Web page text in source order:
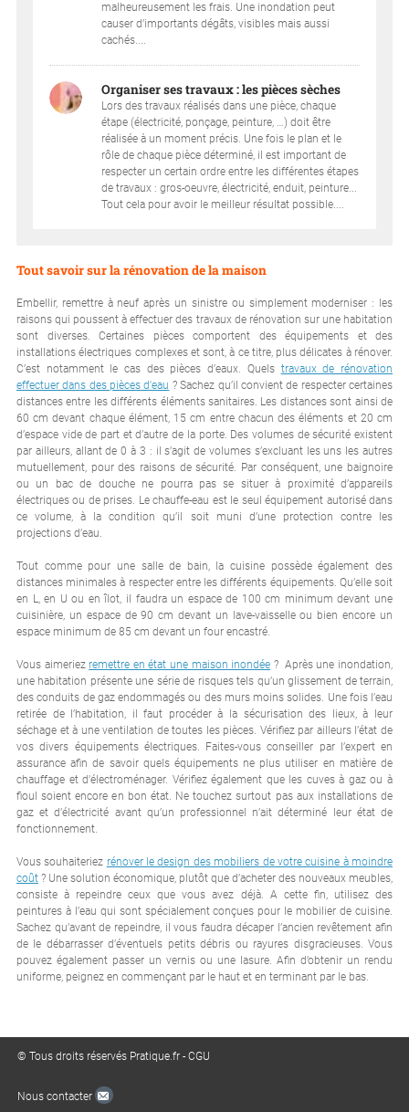
malheureusement les frais. Une inondation peut
causer d’importants dégâts, visibles mais aussi
cachés....
Organiser ses travaux : les pièces sèches
Lors des travaux réalisés dans une pièce, chaque
étape (électricité, ponçage, peinture, …) doit être
réalisée à un moment précis. Une fois le plan et le
rôle de chaque pièce déterminé, il est important de
respecter un certain ordre entre les différentes étapes
de travaux : gros-oeuvre, électricité, enduit, peinture...
Tout cela pour avoir le meilleur résultat possible....
Tout savoir sur la rénovation de la maison
Embellir, remettre à neuf après un sinistre ou simplement moderniser : les
raisons qui poussent à effectuer des travaux de rénovation sur une habitation
sont diverses. Certaines pièces comportent des équipements et des
installations électriques complexes et sont, à ce titre, plus délicates à rénover.
C’est notamment le cas des pièces d’eaux. Quels travaux de rénovation
effectuer dans des pièces d'eau ? Sachez qu’il convient de respecter certaines
distances entre les différents éléments sanitaires. Les distances sont ainsi de
60 cm devant chaque élément, 15 cm entre chacun des éléments et 20 cm
d’espace vide de part et d’autre de la porte. Des volumes de sécurité existent
par ailleurs, allant de 0 à 3 : il s’agit de volumes s’excluant les uns les autres
mutuellement, pour des raisons de sécurité. Par conséquent, une baignoire
ou un bac de douche ne pourra pas se situer à proximité d’appareils
électriques ou de prises. Le chauffe-eau est le seul équipement autorisé dans
ce volume, à la condition qu’il soit muni d’une protection contre les
projections d’eau.
Tout comme pour une salle de bain, la cuisine possède également des
distances minimales à respecter entre les différents équipements. Qu’elle soit
en L, en U ou en îlot, il faudra un espace de 100 cm minimum devant une
cuisinière, un espace de 90 cm devant un lave-vaisselle ou bien encore un
espace minimum de 85 cm devant un four encastré.
Vous aimeriez remettre en état une maison inondée ? Après une inondation,
une habitation présente une série de risques tels qu’un glissement de terrain,
des conduits de gaz endommagés ou des murs moins solides. Une fois l’eau
retirée de l’habitation, il faut procéder à la sécurisation des lieux, à leur
séchage et à une ventilation de toutes les pièces. Vérifiez par ailleurs l’état de
vos divers équipements électriques. Faites-vous conseiller par l’expert en
assurance afin de savoir quels équipements ne plus utiliser en matière de
chauffage et d’électroménager. Vérifiez également que les cuves à gaz ou à
fioul soient encore en bon état. Ne touchez surtout pas aux installations de
gaz et d’électricité avant qu’un professionnel n’ait déterminé leur état de
fonctionnement.
Vous souhaiteriez rénover le design des mobiliers de votre cuisine à moindre
coût ? Une solution économique, plutôt que d’acheter des nouveaux meubles,
consiste à repeindre ceux que vous avez déjà. A cette fin, utilisez des
peintures à l’eau qui sont spécialement conçues pour le mobilier de cuisine.
Sachez qu’avant de repeindre, il vous faudra décaper l’ancien revêtement afin
de le débarrasser d’éventuels petits débris ou rayures disgracieuses. Vous
pouvez également passer un vernis ou une lasure. Afin d’obtenir un rendu
uniforme, peignez en commençant par le haut et en terminant par le bas.
© Tous droits réservés Pratique.fr -CGU
Nous contacter